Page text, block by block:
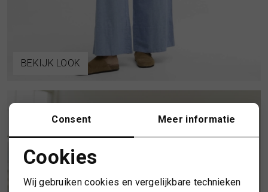
TASSEN
BEKIJK LOOK
Noodzakelijke cookies
Consent Meer informatie
Cookies
Wij gebruiken cookies en vergelijkbare technieken